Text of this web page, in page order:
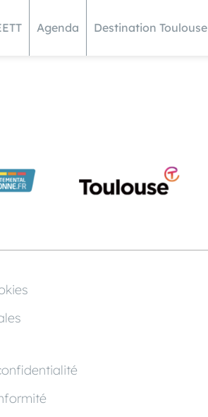
Agenda Destination Toulouse